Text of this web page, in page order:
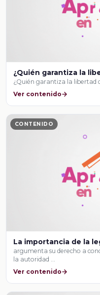
¿Quién garantiza la
¿Quién garantiza la libertad
Ver contenido
CONTENIDO
La importancia de la
argumenta su derecho a
la autoridad …
Ver contenido